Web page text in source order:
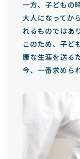
一方、子どもの
大人になってか
れるものではあ
このため、子ど
康な生涯を送る
今、一番求めら